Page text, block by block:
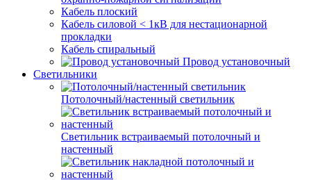
Кабель плоский
Кабель силовой < 1кВ для нестационарной
прокладки
Кабель спиральный
Провод установочный
Светильники
Потолочный/настенный светильник
Светильник встраиваемый потолочный и
настенный